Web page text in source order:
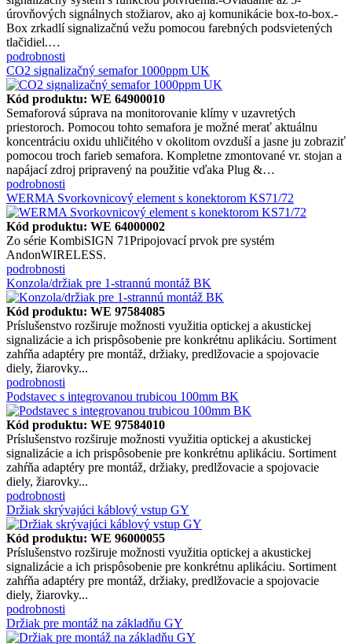
úrovňových signálnych stožiarov, ako aj komunikácie box-to-box.-
Box zrkadlí signalizačnú vežu pomocou farebných podsvietených
tlačidiel.…
podrobnosti
CO2 signalizačný semafor 1000ppm UK
Kód produktu: WE 64900010
Semaforová súprava na monitorovanie klímy v uzavretých
priestoroch. Pomocou tohto semafora je možné merať aktuálnu
koncentráciu oxidu uhličitého v okolitom ovzduší a jasne ju zobraziť
pomocou troch farieb semafora. Kompletne zmontované vr. stojan a
napájací zdroj pripravený na použitie vďaka Plug &…
podrobnosti
WERMA Svorkovnicový element s konektorom KS71/72
Kód produktu: WE 64000002
Zo série KombiSIGN 71Pripojovací prvok pre systém
AndonWIRELESS.
podrobnosti
Konzola/držiak pre 1-strannú montáž BK
Kód produktu: WE 97584085
Príslušenstvo rozširuje možnosti využitia optickej a akustickej
signalizácie a ich prispôsobenie pre konkrétnu aplikáciu. Sortiment
zahŕňa adaptéry pre montáž, držiaky, predlžovacie a spojovacie
diely, žiarovky...
podrobnosti
Podstavec s integrovanou trubicou 100mm BK
Kód produktu: WE 97584010
Príslušenstvo rozširuje možnosti využitia optickej a akustickej
signalizácie a ich prispôsobenie pre konkrétnu aplikáciu. Sortiment
zahŕňa adaptéry pre montáž, držiaky, predlžovacie a spojovacie
diely, žiarovky...
podrobnosti
Držiak skrývajúci káblový vstup GY
Kód produktu: WE 96000055
Príslušenstvo rozširuje možnosti využitia optickej a akustickej
signalizácie a ich prispôsobenie pre konkrétnu aplikáciu. Sortiment
zahŕňa adaptéry pre montáž, držiaky, predlžovacie a spojovacie
diely, žiarovky...
podrobnosti
Držiak pre montáž na základňu GY